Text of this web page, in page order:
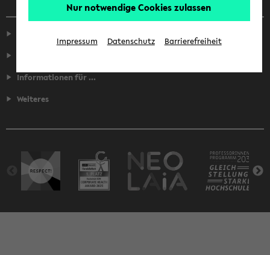
Informationen für ...
Weiteres
Nur notwendige Cookies zulassen
Impressum Datenschutz Barrierefreiheit